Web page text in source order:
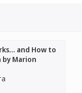
and How to
by Marion